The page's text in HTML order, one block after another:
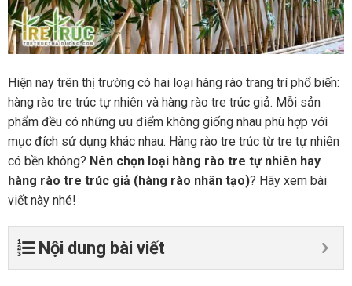
Hiện nay trên thị trường có hai loại hàng rào trang trí phổ biến:
hàng rào tre trúc tự nhiên và hàng rào tre trúc giả. Mỗi sản
phẩm đều có những ưu điểm không giống nhau phù hợp với
mục đích sử dụng khác nhau. Hàng rào tre trúc từ tre tự nhiên
có bền không? Nên chọn loại hàng rào tre tự nhiên hay
hàng rào tre trúc giả (hàng rào nhân tạo)? Hãy xem bài
viết này nhé!
Nội dung bài viết